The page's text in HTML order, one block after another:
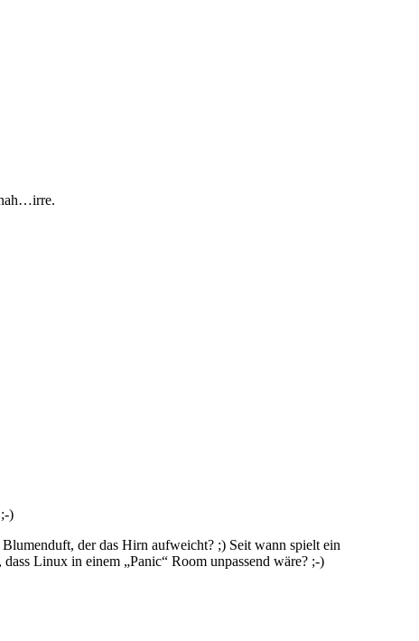
)
der das Hirn aufweicht? ;) Seit wann spielt ein
Linux in einem „Panic“ Room unpassend wäre? ;-)